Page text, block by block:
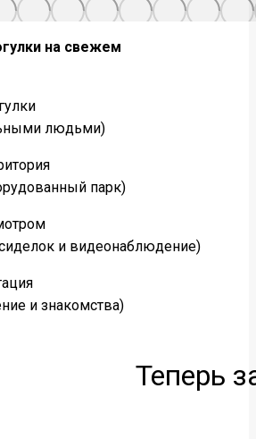
на свежем
людьми)
парк)
и видеонаблюдение)
и знакомства)
Теперь